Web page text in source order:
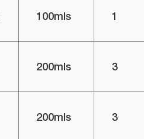
100mls 1
200mls 3
200mls 3